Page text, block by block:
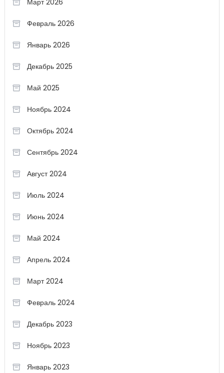
Март 2026
Февраль 2026
Январь 2026
Декабрь 2025
Май 2025
Ноябрь 2024
Октябрь 2024
Сентябрь 2024
Август 2024
Июль 2024
Июнь 2024
Май 2024
Апрель 2024
Март 2024
Февраль 2024
Декабрь 2023
Ноябрь 2023
Январь 2023